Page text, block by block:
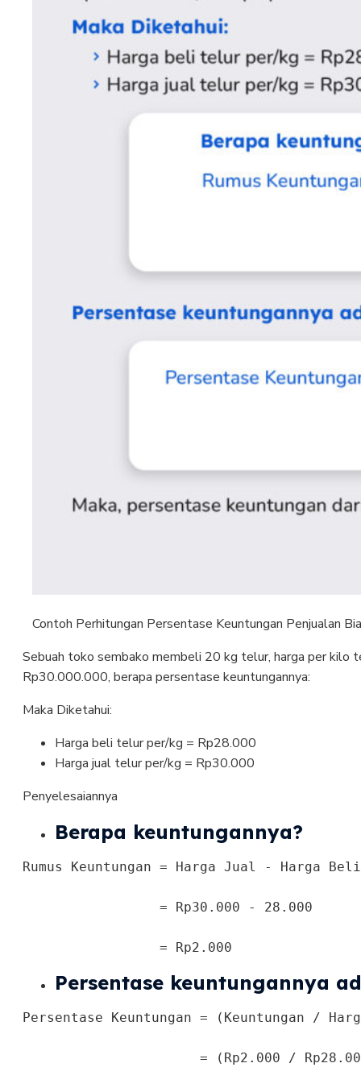
Contoh Perhitungan Persentase Keuntungan Penjualan
Sebuah toko sembako membeli 20 kg telur, harga per kilo
Rp30.000.000, berapa persentase keuntungannya:
Maka Diketahui:
Harga beli telur per/kg = Rp28.000
Harga jual telur per/kg = Rp30.000
Penyelesaiannya
Berapa keuntungannya?
Rumus Keuntungan = Harga Jual - Harga Beli
= Rp30.000 - 28.000
= Rp2.000
Persentase keuntungannya
Persentase Keuntungan = (Keuntungan /
= (Rp2.000 / Rp28.000) x